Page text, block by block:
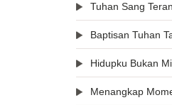
Tuhan Sang
Baptisan Tuhan
Hidupku Bukan
Menangkap